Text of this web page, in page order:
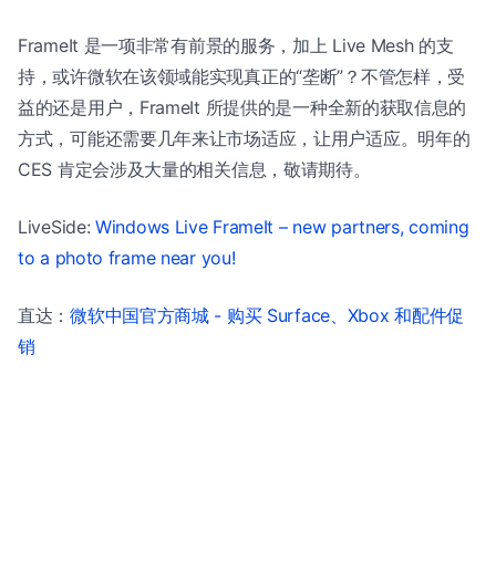
FrameIt 是一项非常有前景的服务，加上 Live Mesh 的支
持，或许微软在该领域能实现真正的“垄断”？不管怎样，受
益的还是用户，FrameIt 所提供的是一种全新的获取信息的
方式，可能还需要几年来让市场适应，让用户适应。明年的
CES 肯定会涉及大量的相关信息，敬请期待。
LiveSide:Windows Live FrameIt – new partners, coming
to a photo frame near you!
直达：微软中国官方商城 - 购买 Surface、Xbox 和配件促
销